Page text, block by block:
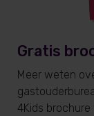
Gratis
Meer weten
4Kids